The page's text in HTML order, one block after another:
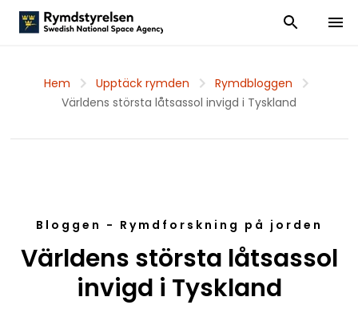
Visa och dölj
Visa
Hem Upptäck rymden
Rymdbloggen
Världens största låtsassol invigd i Tyskland
Bloggen - Rymdforskning på jorden
Världens största låtsassol
invigd i Tyskland